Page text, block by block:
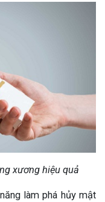
xương hiệu quả
làm phá hủy mật